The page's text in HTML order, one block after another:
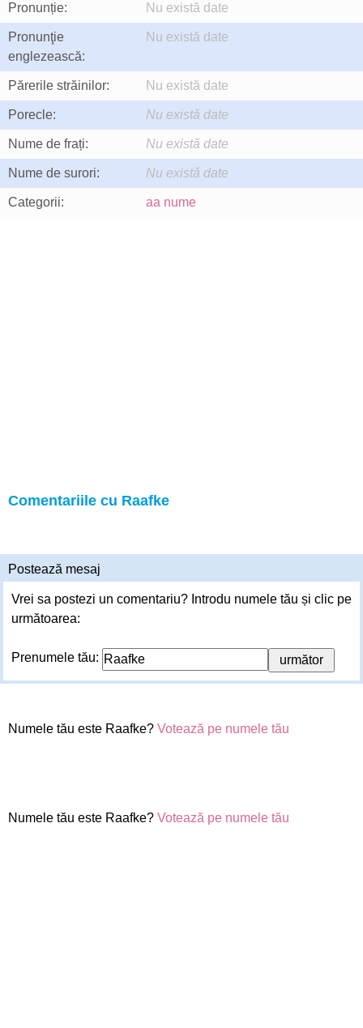
Pronunție: Nu există date
Pronunţie
englezească:
Nu există date
Părerile străinilor: Nu există date
Porecle: Nu există date
Nume de frați: Nu există date
Nume de surori: Nu există date
Categorii: aa nume
Comentariile cu Raafke
Postează mesaj
Vrei sa postezi un comentariu? Introdu numele tău și clic pe
următoarea:
Prenumele tău:
Numele tău este Raafke? Votează pe numele tău
Numele tău este Raafke? Votează pe numele tău